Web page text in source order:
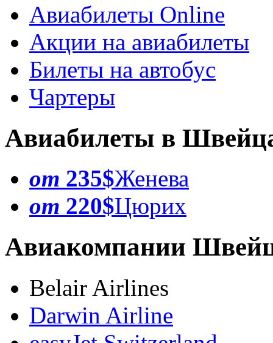
Авиабилеты Online
Акции на авиабилеты
Билеты на автобус
Чартеры
Авиабилеты в
от 235$Женева
от 220$Цюрих
Авиакомпании
Belair Airlines
Darwin Airline